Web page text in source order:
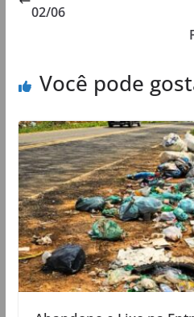
02/06
Você pode